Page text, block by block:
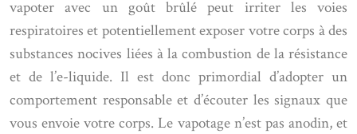
vapoter avec un goût brûlé peut irriter les voies
respiratoires et potentiellement exposer votre corps à des
substances nocives liées à la combustion de la résistance
et de l’e-liquide. Il est donc primordial d’adopter un
comportement responsable et d’écouter les signaux que
vous envoie votre corps. Le vapotage n’est pas anodin, et